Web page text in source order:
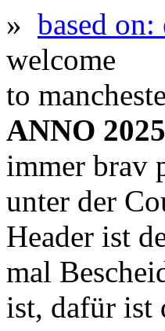
» based on:
welcome
to
ANNO
immer brav
unter der
Header ist
mal
ist, dafür ist